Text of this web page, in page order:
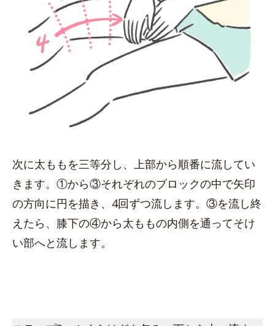
次に太ももを三等分し、上部から順番に流してい
きます。①から③それぞれのブロックの中で矢印
の方向に円を描き、4回ずつ流します。③を流し終
えたら、膝下の④から太ももの内側を通ってそけ
い部へと流します。